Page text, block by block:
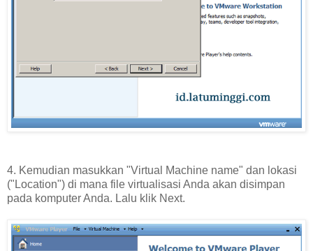
4. Kemudian masukkan "Virtual Machine name" dan lokasi
("Location") di mana file virtualisasi Anda akan disimpan
pada komputer Anda. Lalu klik Next.